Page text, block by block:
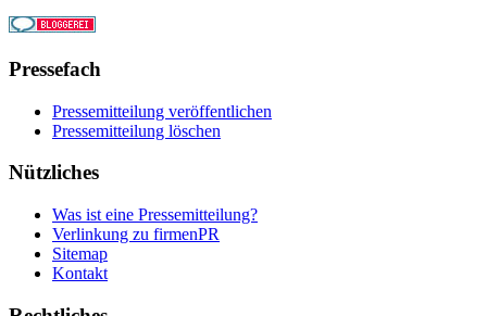
Pressefach
Pressemitteilung veröffentlichen
Pressemitteilung löschen
Nützliches
Was ist eine Pressemitteilung?
Verlinkung zu firmenPR
Sitemap
Kontakt